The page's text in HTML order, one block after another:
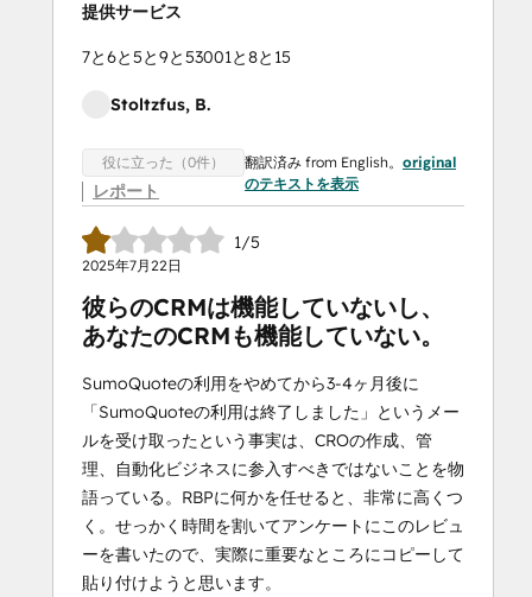
提供サービス
7と6と5と9と53001と8と15
Stoltzfus, B.
役に立った（0件）
レポート
翻訳済み from English。 original
のテキストを表示
1/5
2025年7月22日
彼らのCRMは機能していないし、
あなたのCRMも機能していない。
SumoQuoteの利用をやめてから3-4ヶ月後に
「SumoQuoteの利用は終了しました」というメー
ルを受け取ったという事実は、CROの作成、管
理、自動化ビジネスに参入すべきではないことを物
語っている。RBPに何かを任せると、非常に高くつ
く。せっかく時間を割いてアンケートにこのレビュ
ーを書いたので、実際に重要なところにコピーして
貼り付けようと思います。